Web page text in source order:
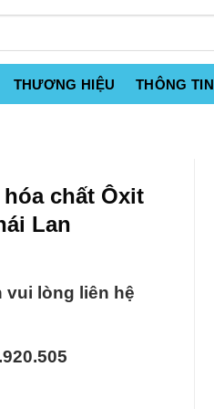
THƯƠNG HIỆU THÔNG TIN
chất Ôxit
Lan
vui lòng liên hệ